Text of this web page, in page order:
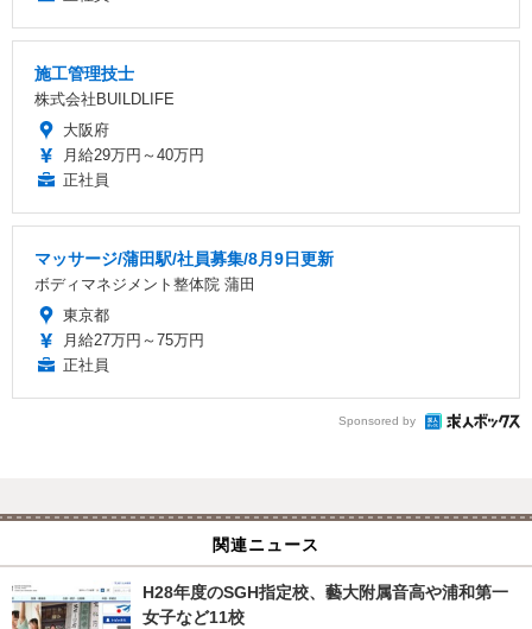
施工管理技士
株式会社BUILDLIFE
大阪府
月給29万円～40万円
正社員
マッサージ/蒲田駅/社員募集/8月9日更新
ボディマネジメント整体院 蒲田
東京都
月給27万円～75万円
正社員
Sponsored by
関連ニュース
H28年度のSGH指定校、藝大附属音高や浦和第一
女子など11校